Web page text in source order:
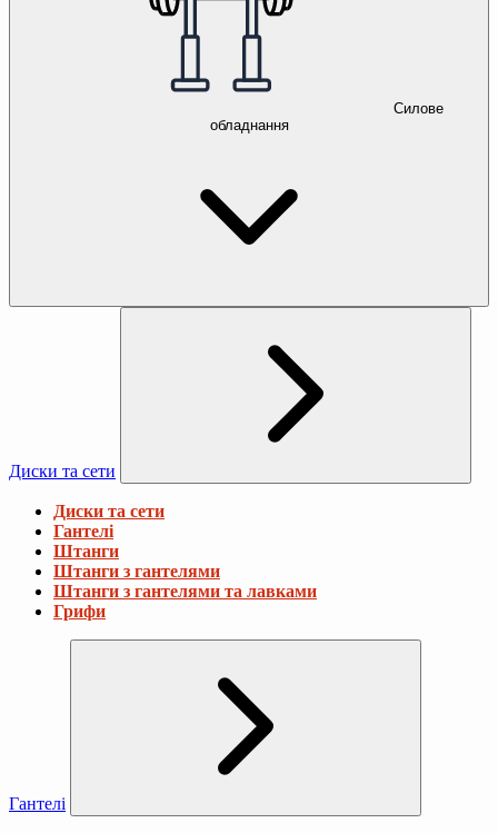
Силове
обладнання
Диски та сети
Диски та сети
Гантелі
Штанги
Штанги з гантелями
Штанги з гантелями та лавками
Грифи
Гантелі